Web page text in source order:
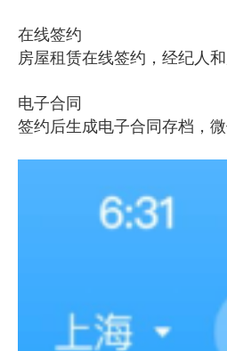
在线签约
房屋租赁在线签约，经纪人
电子合同
签约后生成电子合同存档，